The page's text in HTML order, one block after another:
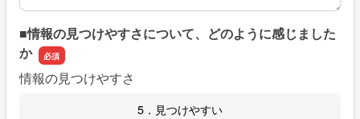
■情報の見つけやすさについて、どのように感じました
か
情報の見つけやすさ
5．見つけやすい